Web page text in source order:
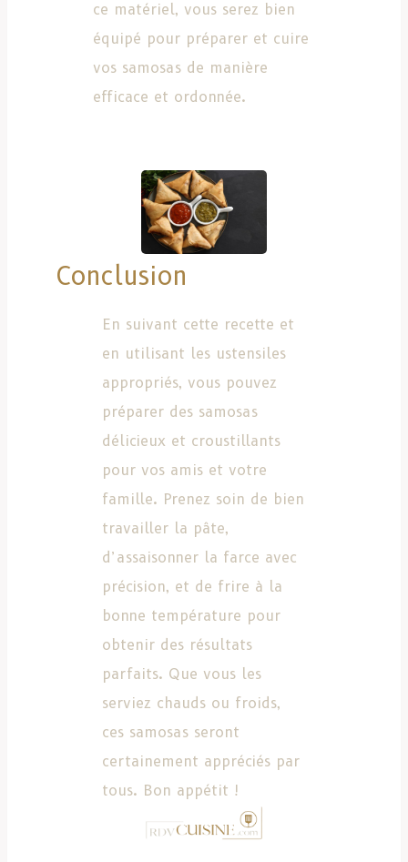
ce matériel, vous serez bien
équipé pour préparer et cuire
vos samosas de manière
efficace et ordonnée.
Conclusion
En suivant cette recette et
en utilisant les ustensiles
appropriés, vous pouvez
préparer des samosas
délicieux et croustillants
pour vos amis et votre
famille. Prenez soin de bien
travailler la pâte,
d’assaisonner la farce avec
précision, et de frire à la
bonne température pour
obtenir des résultats
parfaits. Que vous les
serviez chauds ou froids,
ces samosas seront
certainement appréciés par
tous. Bon appétit !